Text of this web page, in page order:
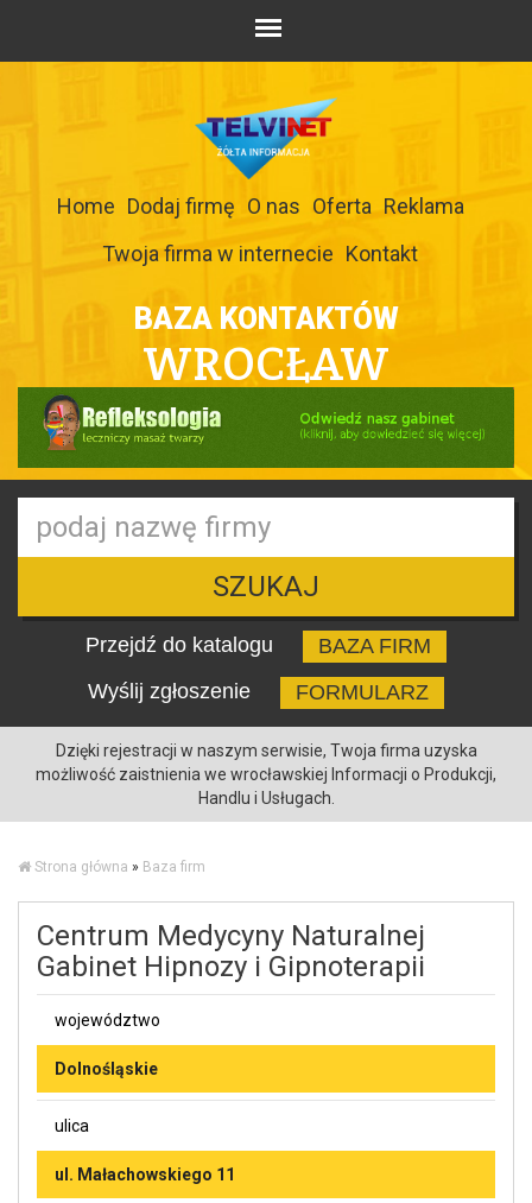
Home Dodaj firmę O nas Oferta Reklama
Twoja firma w internecie Kontakt
BAZA KONTAKTÓW
WROCŁAW
SZUKAJ
Przejdź do katalogu
BAZA FIRM
Wyślij zgłoszenie
FORMULARZ
Dzięki rejestracji w naszym serwisie, Twoja firma uzyska
możliwość zaistnienia we wrocławskiej Informacji o Produkcji,
Handlu i Usługach.
Strona główna » Baza firm
Centrum Medycyny Naturalnej
Gabinet Hipnozy i Gipnoterapii
województwo
Dolnośląskie
ulica
ul. Małachowskiego 11